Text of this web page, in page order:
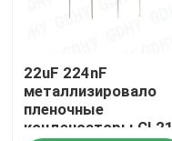
Проверка качества
22uF 224nF
металлизировало
пленочные
конденсаторы CL21